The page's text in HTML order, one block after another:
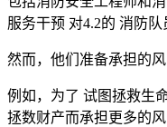
服务干预 对4.2的 消防队
然而，他们准备承担的
例如，为了 试图拯救生
拯数财产而承担更多的风